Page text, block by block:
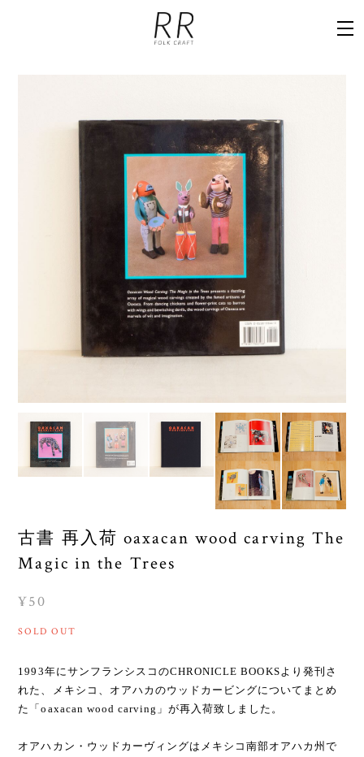
古書 再入荷 oaxacan wood carving The
Magic in the Trees
¥50
SOLD OUT
1993年にサンフランシスコのCHRONICLE BOOKSより発刊さ
れた、メキシコ、オアハカのウッドカービングについてまとめ
た「oaxacan wood carving」が再入荷致しました。
オアハカン・ウッドカーヴィングはメキシコ南部オアハカ州で